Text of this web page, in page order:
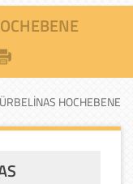
HOCHEBENE